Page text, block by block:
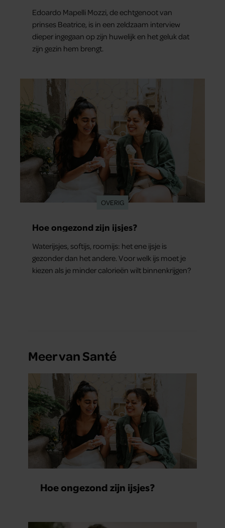
Edoardo Mapelli Mozzi, de echtgenoot van
prinses Beatrice, is in een zeldzaam interview
dieper ingegaan op zijn huwelijk en het geluk dat
zijn gezin hem brengt.
OVERIG
Hoe ongezond zijn ijsjes?
Waterijsjes, softijs, roomijs: het ene ijsje is
gezonder dan het andere. Voor welk ijs moet je
kiezen als je minder calorieën wilt binnenkrijgen?
Meer van Santé
Hoe ongezond zijn ijsjes?